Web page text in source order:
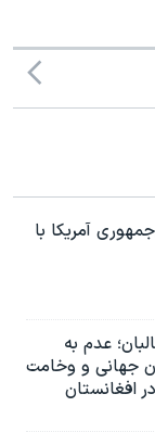
آمریکا با
عدم به
جهانی و وخامت
افغانستان